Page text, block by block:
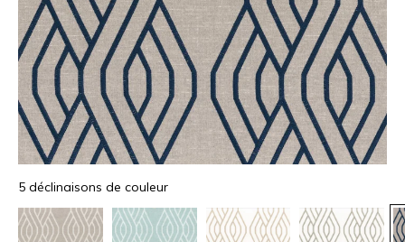
5 déclinaisons de couleur